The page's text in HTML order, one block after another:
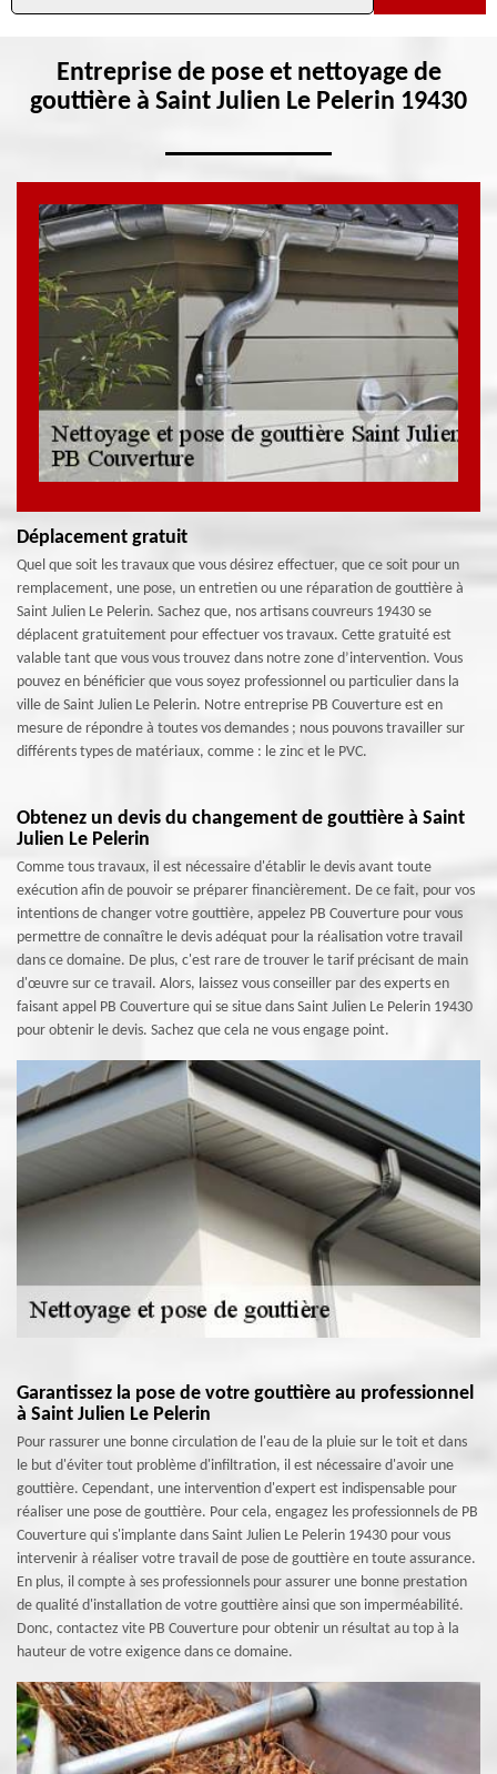
Entreprise de pose et nettoyage de
gouttière à Saint Julien Le Pelerin 19430
Déplacement gratuit
Quel que soit les travaux que vous désirez effectuer, que ce soit pour un
remplacement, une pose, un entretien ou une réparation de gouttière à
Saint Julien Le Pelerin. Sachez que, nos artisans couvreurs 19430 se
déplacent gratuitement pour effectuer vos travaux. Cette gratuité est
valable tant que vous vous trouvez dans notre zone d’intervention. Vous
pouvez en bénéficier que vous soyez professionnel ou particulier dans la
ville de Saint Julien Le Pelerin. Notre entreprise PB Couverture est en
mesure de répondre à toutes vos demandes ; nous pouvons travailler sur
différents types de matériaux, comme : le zinc et le PVC.
Obtenez un devis du changement de gouttière à Saint
Julien Le Pelerin
Comme tous travaux, il est nécessaire d'établir le devis avant toute
exécution afin de pouvoir se préparer financièrement. De ce fait, pour vos
intentions de changer votre gouttière, appelez PB Couverture pour vous
permettre de connaître le devis adéquat pour la réalisation votre travail
dans ce domaine. De plus, c'est rare de trouver le tarif précisant de main
d'œuvre sur ce travail. Alors, laissez vous conseiller par des experts en
faisant appel PB Couverture qui se situe dans Saint Julien Le Pelerin 19430
pour obtenir le devis. Sachez que cela ne vous engage point.
Garantissez la pose de votre gouttière au professionnel
à Saint Julien Le Pelerin
Pour rassurer une bonne circulation de l'eau de la pluie sur le toit et dans
le but d'éviter tout problème d'infiltration, il est nécessaire d'avoir une
gouttière. Cependant, une intervention d'expert est indispensable pour
réaliser une pose de gouttière. Pour cela, engagez les professionnels de PB
Couverture qui s'implante dans Saint Julien Le Pelerin 19430 pour vous
intervenir à réaliser votre travail de pose de gouttière en toute assurance.
En plus, il compte à ses professionnels pour assurer une bonne prestation
de qualité d'installation de votre gouttière ainsi que son imperméabilité.
Donc, contactez vite PB Couverture pour obtenir un résultat au top à la
hauteur de votre exigence dans ce domaine.